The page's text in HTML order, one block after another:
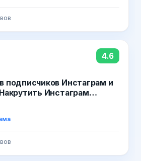
4.6
подписчиков Инстаграм и
Инстаграм
быстро 2019